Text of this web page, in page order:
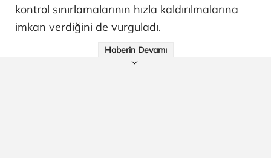
kontrol sınırlamalarının hızla kaldırılmalarına
imkan verdiğini de vurguladı.
Haberin Devamı